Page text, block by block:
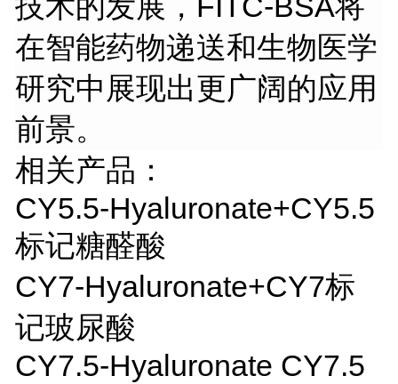
在智能药物递送和生物医学
研究中展现出更广阔的应用
前景。
相关产品：
CY5.5-Hyaluronate+CY5.5
标记糖醛酸
CY7-Hyaluronate+CY7标
记玻尿酸
CY7.5-Hyaluronate CY7.5